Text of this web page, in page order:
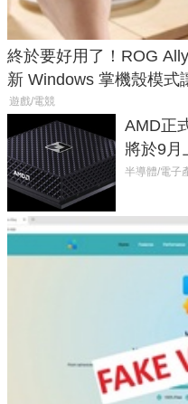
終於要好用了！ROG
新 Windows 掌機殼模式
遊戲/電競
AMD正
將於9月
Max系
半導體/電子